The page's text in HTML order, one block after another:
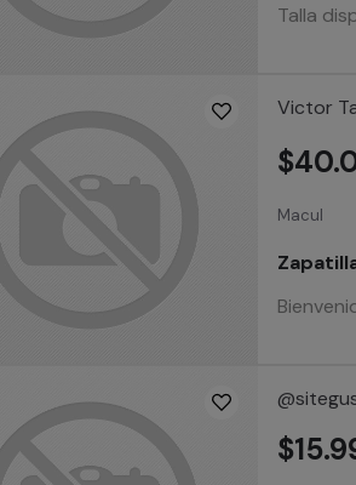
Talla
Victor
Macul